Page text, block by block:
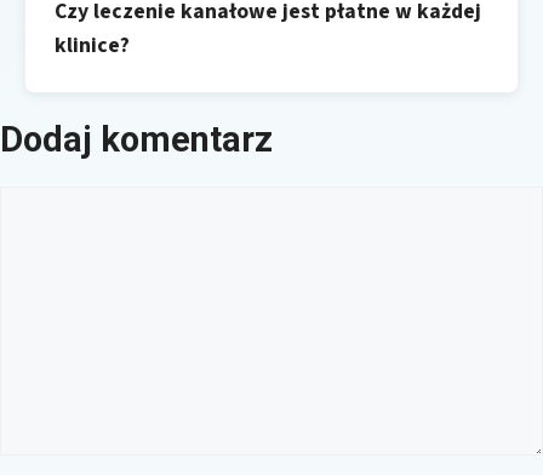
Czy leczenie kanałowe jest płatne w każdej
klinice?
Dodaj komentarz